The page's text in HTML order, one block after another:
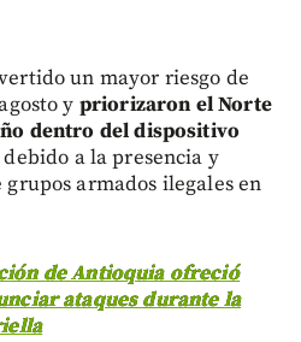
un mayor riesgo de
y priorizaron el Norte
dentro del dispositivo
debido a la presencia y
armados ilegales en
de Antioquia ofreció
ataques durante la